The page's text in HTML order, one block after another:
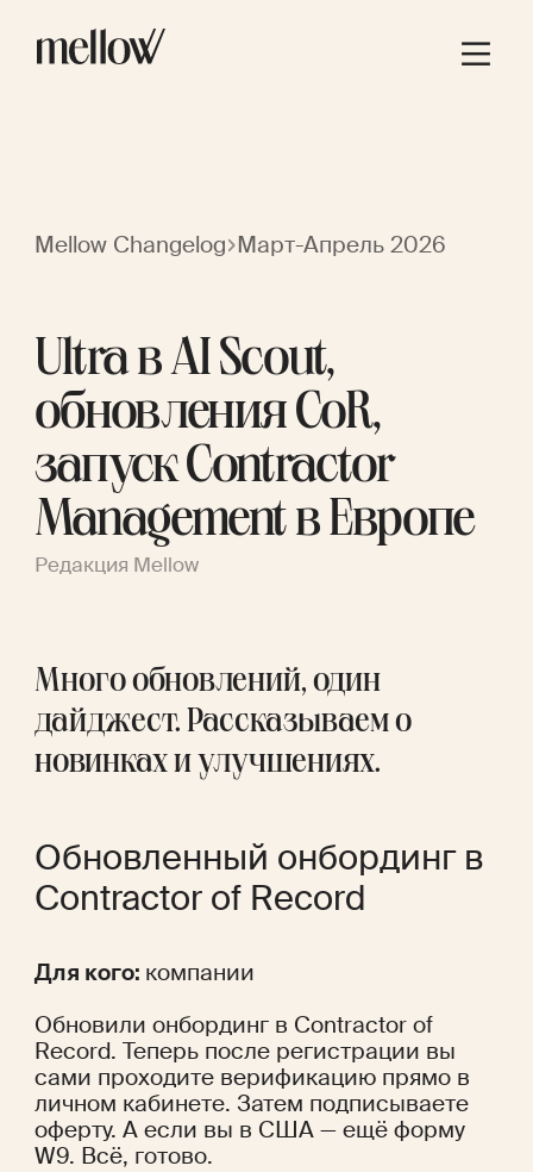
Mellow Changelog Март-Апрель 2026
Ultra в AI Scout,
обновления CoR,
запуск Contractor
Management в Европе
Редакция Mellow
Много обновлений, один
дайджест. Рассказываем о
новинках и улучшениях.
Обновленный онбординг в
Contractor of Record
Для кого: компании
Обновили онбординг в Contractor of
Record. Теперь после регистрации вы
сами проходите верификацию прямо в
личном кабинете. Затем подписываете
оферту. А если вы в США — ещё форму
W9. Всё, готово.